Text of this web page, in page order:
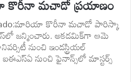
మచాడో ప్రయాణం
కొరీనా మచాడో పారిస్కా
జన్మించారు. అకడమిక్‌గా ఆమె
నుంచి ఇండస్ట్రియల్
నుంచి ఫైనాన్స్‌లో మాస్టర్స్